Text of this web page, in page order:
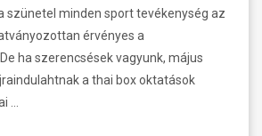
szünetel minden sport tevékenység az
érvényes a
ha szerencsések vagyunk, május
a thai box oktatások
…